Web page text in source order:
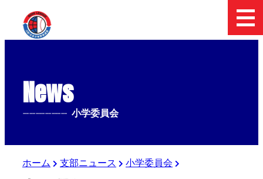
News
-------------- 小学委員会
ホーム 支部ニュース
小学委員会